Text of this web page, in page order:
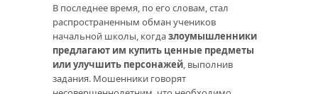
В последнее время, по его словам, стал
распространенным обман учеников
начальной школы, когдазлоумышленники
предлагают им купить ценные предметы
или улучшить персонажей, выполнив
задания. Мошенники говорят